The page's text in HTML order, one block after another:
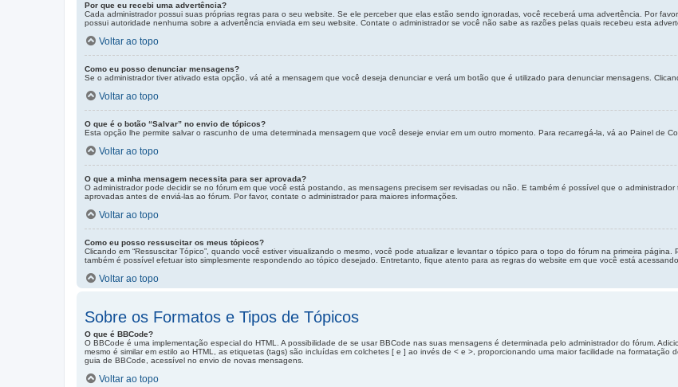
Por que eu recebi uma advertência?
Cada administrador possui suas próprias regras para o seu website. Se ele perceber que elas estão sendo ignoradas, você receberá uma advertência. Por
possui autoridade nenhuma sobre a advertência enviada em seu website. Contate o administrador se você não sabe as razões pelas quais recebeu esta
Voltar ao topo
Como eu posso denunciar mensagens?
Se o administrador tiver ativado esta opção, vá até a mensagem que você deseja denunciar e verá um botão que é utilizado para denunciar mensagens.
Voltar ao topo
O que é o botão “Salvar” no envio de tópicos?
Esta opção lhe permite salvar o rascunho de uma determinada mensagem que você deseje enviar em um outro momento. Para recarregá-la, vá ao Painel de
Voltar ao topo
O que a minha mensagem necessita para ser aprovada?
O administrador pode decidir se no fórum em que você está postando, as mensagens precisem ser revisadas ou não. E também é possível que o
aprovadas antes de enviá-las ao fórum. Por favor, contate o administrador para maiores informações.
Voltar ao topo
Como eu posso ressuscitar os meus tópicos?
Clicando em “Ressuscitar Tópico”, quando você estiver visualizando o mesmo, você pode atualizar e levantar o tópico para o topo do fórum na primeira
também é possível efetuar isto simplesmente respondendo ao tópico desejado. Entretanto, fique atento para as regras do website em que você está acessando.
Voltar ao topo
Sobre os Formatos e Tipos de Tópicos
O que é BBCode?
O BBCode é uma implementação especial do HTML. A possibilidade de se usar BBCode nas suas mensagens é determinada pelo administrador do fórum.
mesmo é similar em estilo ao HTML, as etiquetas (tags) são incluídas em colchetes [ e ] ao invés de < e >, proporcionando uma maior facilidade na
guia de BBCode, acessível no envio de novas mensagens.
Voltar ao topo